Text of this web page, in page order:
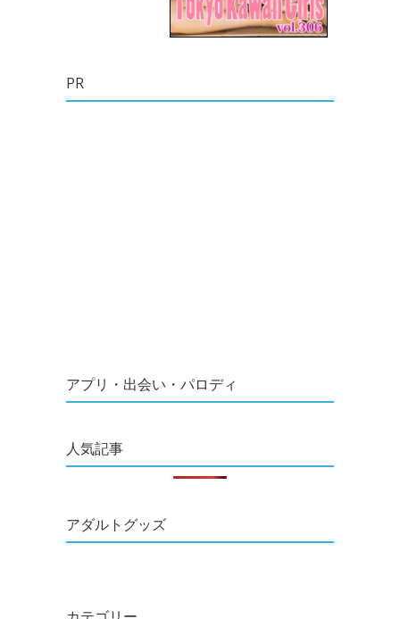
PR
アプリ・出会い・パロディ
人気記事
アダルトグッズ